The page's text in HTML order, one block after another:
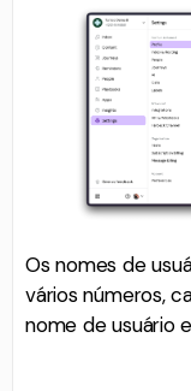
Os nomes de
vários números,
nome de usuário